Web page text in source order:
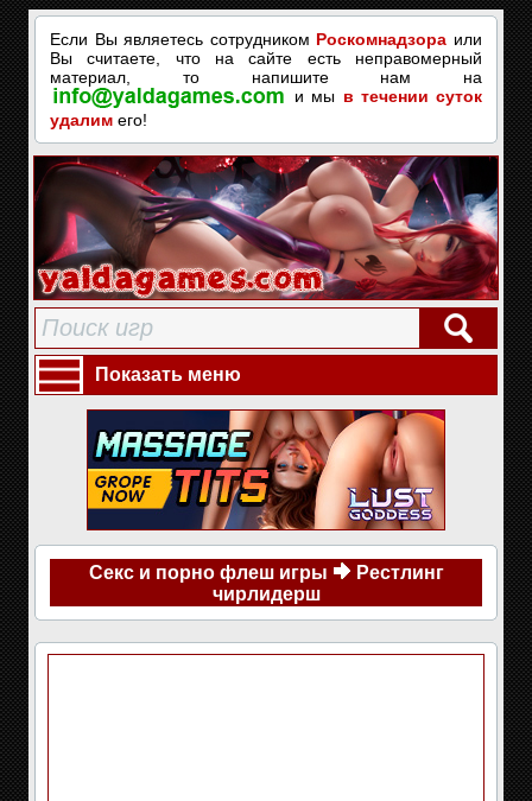
Если Вы являетесь сотрудником Роскомнадзора или
Вы считаете, что на сайте есть неправомерный
материал, то напишите нам на
и мы в течении суток
удалим его!
Показать меню
Секс и порно флеш игры
Рестлинг
чирлидерш